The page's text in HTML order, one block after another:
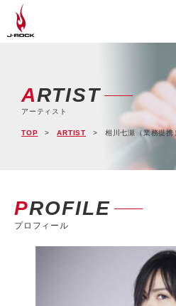
ARTIST
アーティスト
TOP ARTIST 相川七瀬（業務提携
PROFILE
プロフィール